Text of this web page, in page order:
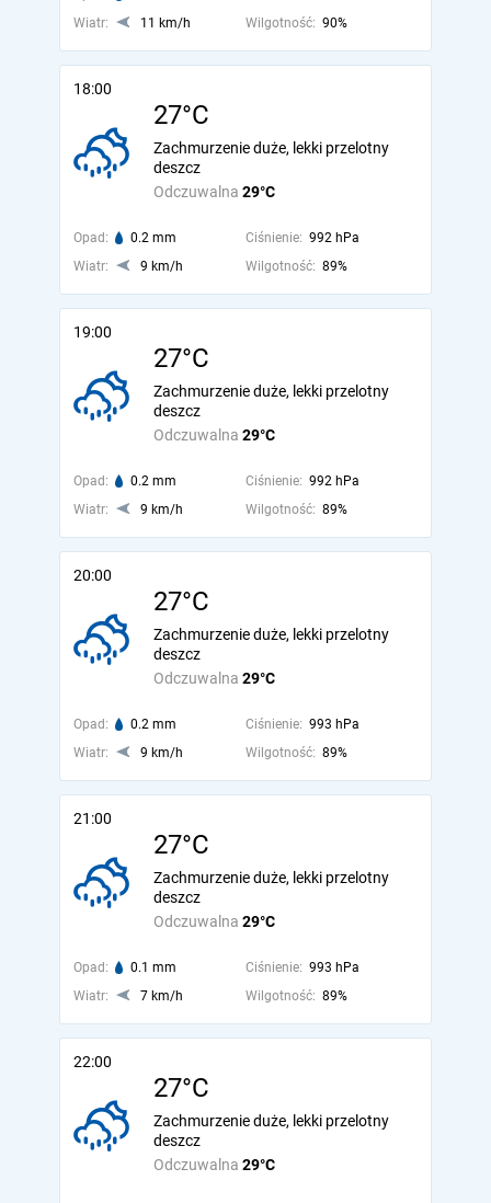
Wiatr:
11 km/h Wilgotność: 90%
18:00
27°C
Odczuwalna 29°C
Zachmurzenie duże, lekki przelotny
deszcz
Opad: 0.2 mm Ciśnienie: 992 hPa
Wiatr:
9 km/h Wilgotność: 89%
19:00
27°C
Odczuwalna 29°C
Zachmurzenie duże, lekki przelotny
deszcz
Opad: 0.2 mm Ciśnienie: 992 hPa
Wiatr:
9 km/h Wilgotność: 89%
20:00
27°C
Odczuwalna 29°C
Zachmurzenie duże, lekki przelotny
deszcz
Opad: 0.2 mm Ciśnienie: 993 hPa
Wiatr:
9 km/h Wilgotność: 89%
21:00
27°C
Odczuwalna 29°C
Zachmurzenie duże, lekki przelotny
deszcz
Opad: 0.1 mm Ciśnienie: 993 hPa
Wiatr:
7 km/h Wilgotność: 89%
22:00
27°C
Odczuwalna 29°C
Zachmurzenie duże, lekki przelotny
deszcz